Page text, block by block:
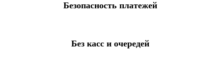
Безопасность платежей
Без касс и очередей